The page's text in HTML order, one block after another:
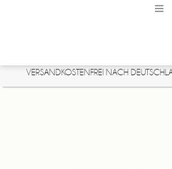
VERSANDKOSTENFREI NACH